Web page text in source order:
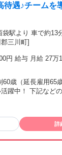
続ができる方 ■
務に必要な機材はす
・ヘッドセット
、業務中に不定
ります
待遇♪チームを
駅より 車で約13
三川町]
円 給与 月給 27万
時間（トータル
当44時間分を
。 ※給与は経験・
かりご用意！ 【
リスト(入社4年目
＼研修中も安心／ 研修
から、収入面の不安
60歳（延長雇用65
躍中！ 下記など
などで、美容師 ス
ッドスパなど
詳